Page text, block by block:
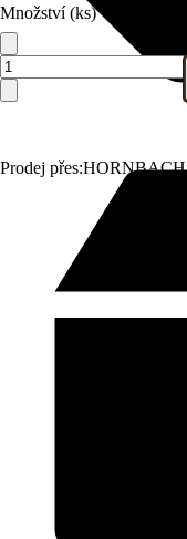
Prodej přes:HORNBACH
Množství (ks)